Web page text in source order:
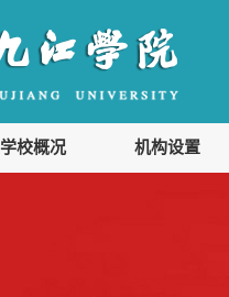
学校概况 机构设置